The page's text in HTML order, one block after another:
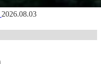
2026.08.03